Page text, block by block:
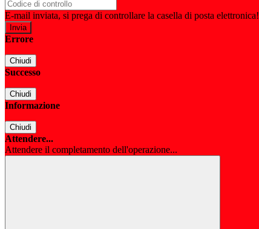
E-mail inviata, si prega di controllare la casella di posta elettronica!
Errore
Chiudi
Successo
Chiudi
Informazione
Chiudi
Attendere...
Attendere il completamento dell'operazione...